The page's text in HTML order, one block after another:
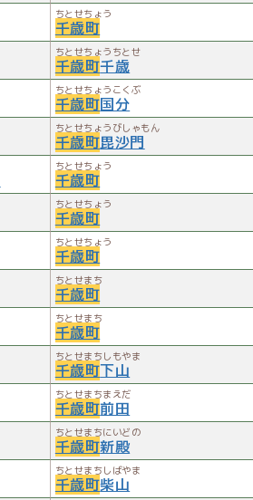
ちとせちょう
千歳町
ちとせちょうちとせ
千歳町千歳
ちとせちょうこくぶ
千歳町国分
ちとせちょうびしゃもん
千歳町毘沙門
ちとせちょう
千歳町
ちとせちょう
千歳町
ちとせちょう
千歳町
ちとせまち
千歳町
ちとせまち
千歳町
ちとせまちしもやま
千歳町下山
ちとせまちまえだ
千歳町前田
ちとせまちにいどの
千歳町新殿
ちとせまちしばやま
千歳町柴山